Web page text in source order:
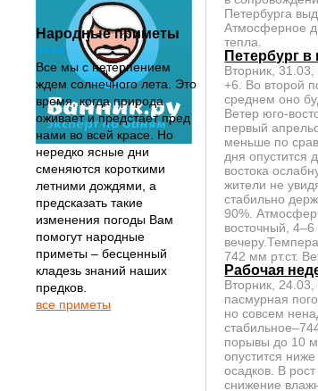
Народные приметы
лета
Все мы с нетерпением
ждем солнечного лета. Это
время, когда природа
оживает и предстает пред
нами во всей красе. Но
нередко ясные дни
сменяются короткими
летними дождями, а
предсказать такие
изменения погоды Вам
помогут народные
приметы – бесценный
кладезь знаний наших
предков.
все приметы
Петербурга
Атмосферное
тепла.
Петербург
Вторник,
+6. Во второй
среднем оно
Ветер юго-
первый
меньше по
дня опустится
востока
жители не
стабильно
90%.
восточный, 4–6
742 мм рт.ст.
Рабочая
Вторник,
пасмурная
но совсем
порывы до 10
опустится
осадков. В
снижение